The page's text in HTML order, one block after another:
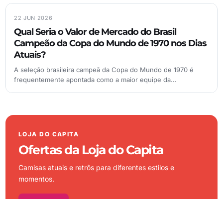
22 JUN 2026
Qual Seria o Valor de Mercado do Brasil
Campeão da Copa do Mundo de 1970 nos Dias
Atuais?
A seleção brasileira campeã da Copa do Mundo de 1970 é
frequentemente apontada como a maior equipe da…
LOJA DO CAPITA
Ofertas da Loja do Capita
Camisas atuais e retrôs para diferentes estilos e
momentos.